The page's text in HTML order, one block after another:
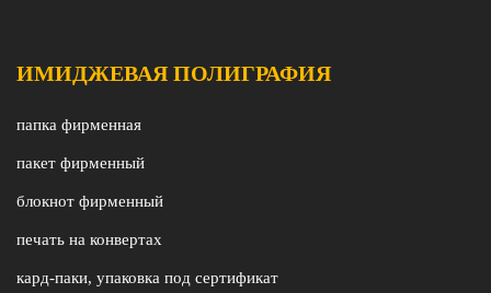
ИМИДЖЕВАЯ ПОЛИГРАФИЯ
папка фирменная
пакет фирменный
блокнот фирменный
печать на конвертах
кард-паки, упаковка под сертификат